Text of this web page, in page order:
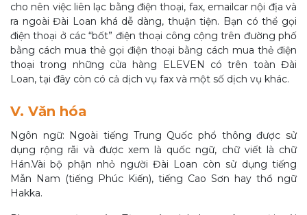
cho nên việc liên lạc bằng điện thoại, fax, emailcar nội địa và
ra ngoài Đài Loan khá dễ dàng, thuận tiện. Bạn có thể gọi
điện thoại ở các “bốt” điện thoại công cộng trên đường phố
bằng cách mua thẻ gọi điện thoại bằng cách mua thẻ điện
thoại trong những cửa hàng ELEVEN có trên toàn Đài
Loan, tại đây còn có cả dịch vụ fax và một số dịch vụ khác.
V. Văn hóa
Ngôn ngữ: Ngoài tiếng Trung Quốc phổ thông được sử
dụng rộng rãi và được xem là quốc ngữ, chữ viết là chữ
Hán.Vài bộ phận nhỏ người Đài Loan còn sử dụng tiếng
Mẫn Nam (tiếng Phúc Kiến), tiếng Cao Sơn hay thổ ngữ
Hakka.